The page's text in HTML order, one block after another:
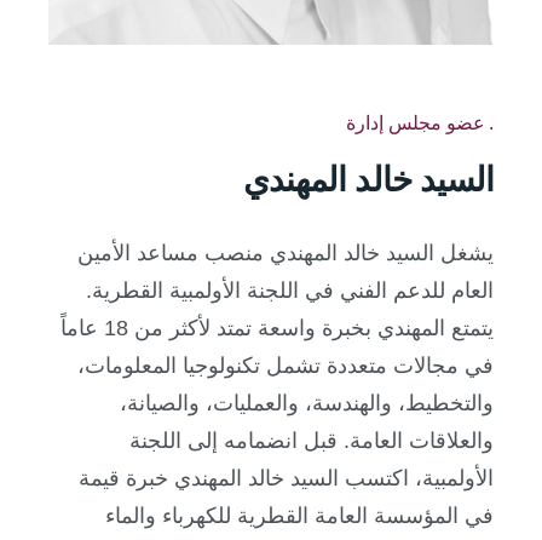
عضو مجلس إدارة
السيد خالد المهندي
يشغل السيد خالد المهندي منصب مساعد الأمين
العام للدعم الفني في اللجنة الأولمبية القطرية.
يتمتع المهندي بخبرة واسعة تمتد لأكثر من 18 عاماً
في مجالات متعددة تشمل تكنولوجيا المعلومات،
والتخطيط، والهندسة، والعمليات، والصيانة،
والعلاقات العامة. قبل انضمامه إلى اللجنة
الأولمبية، اكتسب السيد خالد المهندي خبرة قيمة
في المؤسسة العامة القطرية للكهرباء والماء